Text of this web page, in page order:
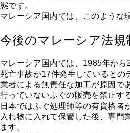
態です。
マレーシア国内では、このような
今後のマレーシア法規
マレーシア国内では、1985年か
死亡事故が17件発生しているとの
業者による無責任な加工が原因で
行っていないふぐの販売を禁止す
日本ではふぐ処理師等の有資格者
入れ物に入れて保管した後、専門
ます。